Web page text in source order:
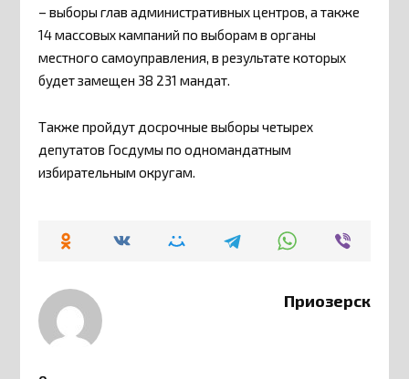
– выборы глав административных центров, а также
14 массовых кампаний по выборам в органы
местного самоуправления, в результате которых
будет замещен 38 231 мандат.
Также пройдут досрочные выборы четырех
депутатов Госдумы по одномандатным
избирательным округам.
Приозерск